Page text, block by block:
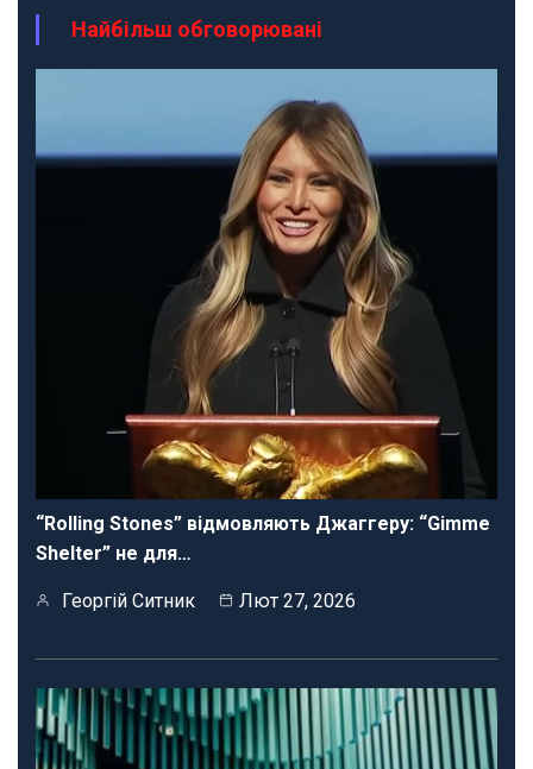
Найбільш обговорювані
“Rolling Stones” відмовляють Джаггеру: “Gimme
Shelter” не для…
Георгій Ситник Лют 27, 2026